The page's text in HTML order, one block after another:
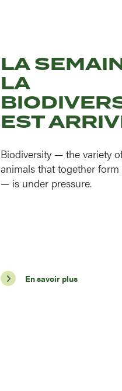
LA
LA
EST
Biodiversity — the variety
animals that together
— is under pressure.
En savoir plus